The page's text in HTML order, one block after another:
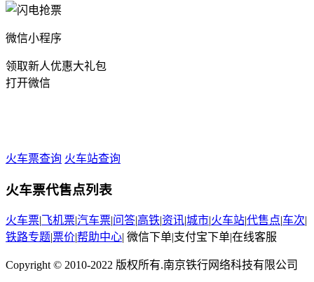
微信小程序
领取新人优惠大礼包
打开微信
火车票查询 火车站查询
火车票代售点列表
火车票|飞机票|汽车票|问答|高铁|资讯|城市|火车站|代售点|车次|
铁路专题|票价|帮助中心| 微信下单|支付宝下单|在线客服
Copyright © 2010-2022 版权所有.南京铁行网络科技有限公司